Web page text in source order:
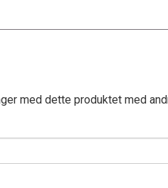
med dette produktet med